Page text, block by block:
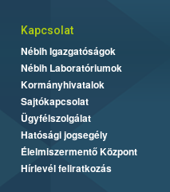
Kapcsolat
Nébih Igazgatóságok
Nébih Laboratóriumok
Kormányhivatalok
Sajtókapcsolat
Ügyfélszolgálat
Hatósági jogsegély
Élelmiszermentő Központ
Hírlevél feliratkozás